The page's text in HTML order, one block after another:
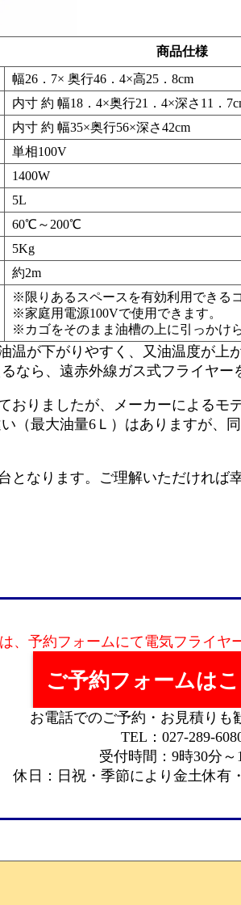
商品仕様
幅26．7× 奥行46．4×高25．8cm
内寸 約 幅18．4×奥行21．4×深さ11．
内寸 約 幅35×奥行56×深さ42cm
単相100V
1400W
5L
60℃～200℃
5Kg
約2m
※限りあるスペースを有効利用できる
※家庭用電源100Vで使用できます。
※カゴをそのまま油槽の上に引っかけ
が下がりやすく、又油温度が上
なら、遠赤外線ガス式フライヤー
りましたが、メーカーによるモ
（最大油量6Ｌ）はありますが、
となります。ご理解いただけれ
、予約フォームにて電気フライヤ
ご予約フォームは
お電話でのご予約・お見積りも
TEL：027-289-
受付時間：9時30分～
休日：日祝・季節により金土休有